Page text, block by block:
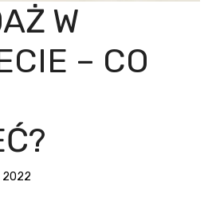
W
– CO
2022